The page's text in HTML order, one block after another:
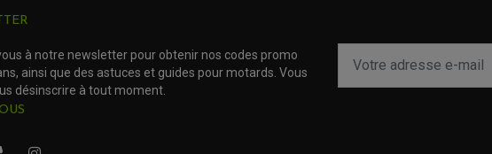
à notre newsletter pour obtenir nos codes promo
ainsi que des astuces et guides pour motards. Vous
désinscrire à tout moment.